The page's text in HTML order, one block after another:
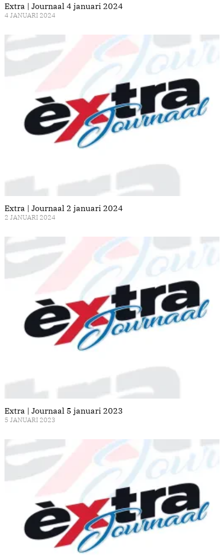
Extra | Journaal 4 januari 2024
4 JANUARI 2024
Extra | Journaal 2 januari 2024
2 JANUARI 2024
Extra | Journaal 5 januari 2023
5 JANUARI 2023